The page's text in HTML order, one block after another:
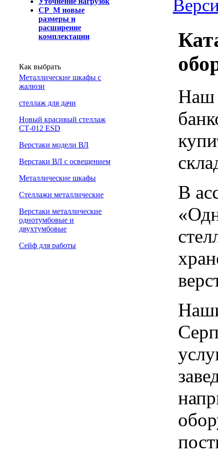
СР_М новые
размеры и
расширение
комплектации
Как выбрать
Металлические шкафы с
жалюзи
cтеллаж для дачи
Новый красивый стеллаж
СТ-012 ESD
Верстаки модели ВЛ
Верстаки ВЛ с освещением
Металлические шкафы
Стеллажи металлические
Верстаки металлические
однотумбовые и
двухтумбовые
Сейф для работы
Наш
В